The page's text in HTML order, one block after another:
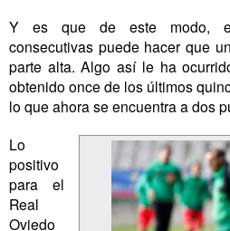
Y es que de este modo,
consecutivas puede hacer que
parte alta. Algo así le ha
obtenido once de los últimos
lo que ahora se encuentra a dos
Lo
positivo
para el
Real
Oviedo